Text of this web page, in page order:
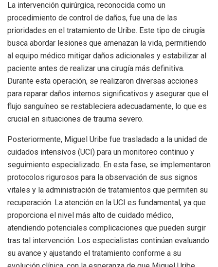
La intervención quirúrgica, reconocida como un
procedimiento de control de daños, fue una de las
prioridades en el tratamiento de Uribe. Este tipo de cirugía
busca abordar lesiones que amenazan la vida, permitiendo
al equipo médico mitigar daños adicionales y estabilizar al
paciente antes de realizar una cirugía más definitiva.
Durante esta operación, se realizaron diversas acciones
para reparar daños internos significativos y asegurar que el
flujo sanguíneo se restableciera adecuadamente, lo que es
crucial en situaciones de trauma severo.
Posteriormente, Miguel Uribe fue trasladado a la unidad de
cuidados intensivos (UCI) para un monitoreo continuo y
seguimiento especializado. En esta fase, se implementaron
protocolos rigurosos para la observación de sus signos
vitales y la administración de tratamientos que permiten su
recuperación. La atención en la UCI es fundamental, ya que
proporciona el nivel más alto de cuidado médico,
atendiendo potenciales complicaciones que pueden surgir
tras tal intervención. Los especialistas continúan evaluando
su avance y ajustando el tratamiento conforme a su